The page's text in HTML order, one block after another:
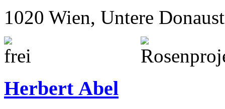
1020 Wien, Untere
Herbert Abel